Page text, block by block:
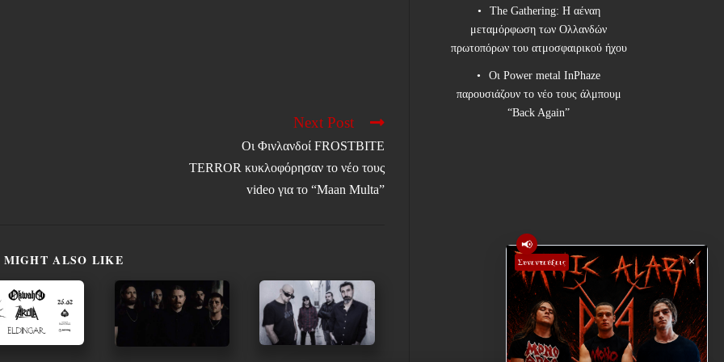
Next Post
Οι Φινλανδοί FROSTBITE
TERROR κυκλοφόρησαν το νέο τους
video για το “Maan Multa”
MIGHT ALSO LIKE
The Gathering: Η αέναη
μεταμόρφωση των Ολλανδών
πρωτοπόρων του ατμοσφαιρικού ήχου
Οι Power metal InPhaze
παρουσιάζουν το νέο τους άλμπουμ
“Back Again”
📢
Συνεντεύξεις ×